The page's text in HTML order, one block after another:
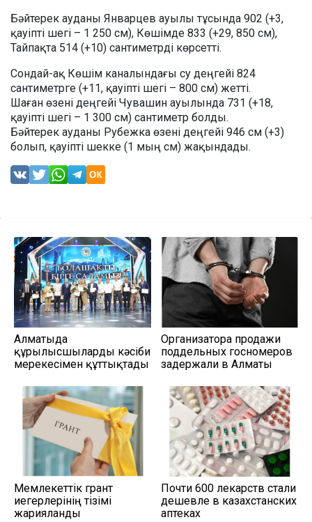
Бәйтерек ауданы Январцев ауылы тұсында 902 (+3,
қауіпті шегі – 1 250 см), Көшімде 833 (+29, 850 см),
Тайпақта 514 (+10) сантиметрді көрсетті.
Сондай-ақ Көшім каналындағы су деңгейі 824
сантиметрге (+11, қауіпті шегі – 800 см) жетті.
Шаған өзені деңгейі Чувашин ауылында 731 (+18,
қауіпті шегі – 1 300 см) сантиметр болды.
Бәйтерек ауданы Рубежка өзені деңгейі 946 см (+3)
болып, қауіпті шекке (1 мың см) жақындады.
Алматыда
құрылысшыларды кәсіби
мерекесімен құттықтады
Организатора продажи
поддельных госномеров
задержали в Алматы
Мемлекеттік грант
иегерлерінің тізімі
жарияланды
Почти 600 лекарств стали
дешевле в казахстанских
аптеках